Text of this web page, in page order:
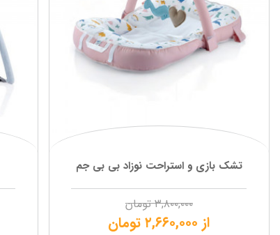
تشک بازی و استراحت نوزاد بی بی جم
۳,۸۰۰,۰۰۰ تومان
از ۲,۶۶۰,۰۰۰ تومان